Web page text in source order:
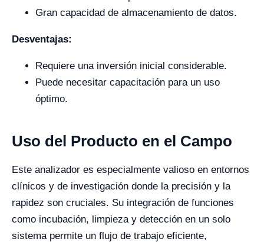
Gran capacidad de almacenamiento de datos.
Desventajas:
Requiere una inversión inicial considerable.
Puede necesitar capacitación para un uso
óptimo.
Uso del Producto en el Campo
Este analizador es especialmente valioso en entornos
clínicos y de investigación donde la precisión y la
rapidez son cruciales. Su integración de funciones
como incubación, limpieza y detección en un solo
sistema permite un flujo de trabajo eficiente,